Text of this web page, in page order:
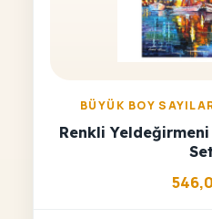
BÜYÜK BOY
Renkli